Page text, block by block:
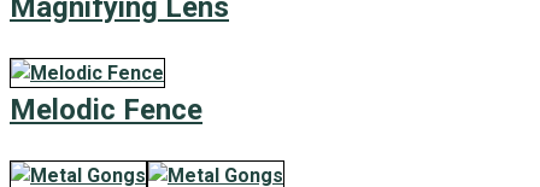
Magnifying Lens
Melodic Fence